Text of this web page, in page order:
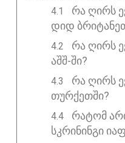
რა ღირს
დიდ
რა ღირს
აშშ-ში?
რა ღირს
თურქეთში?
რატომ
სკრინინგი